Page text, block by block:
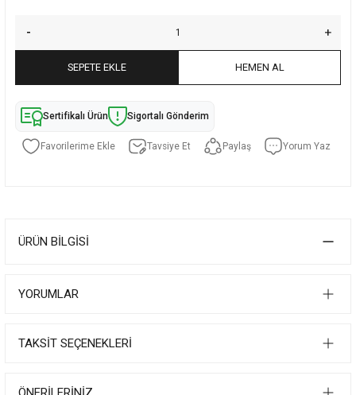
SEPETE EKLE HEMEN AL
Sertifikalı Ürün Sigortalı Gönderim
Tavsiye Et Paylaş Yorum Yaz
ÜRÜN BILGISI
YORUMLAR
TAKSIT SEÇENEKLERI